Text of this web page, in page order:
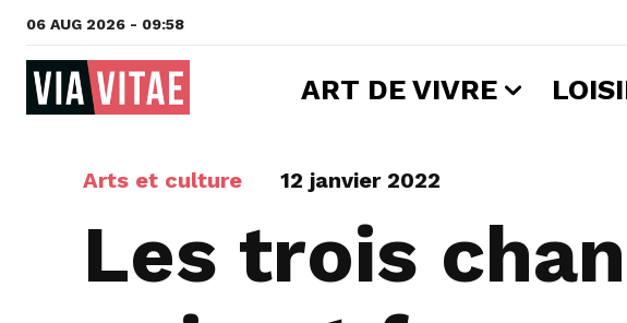
06 AUG 2026 - 09:58
ART DE VIVRE
Arts et culture 12 janvier 2022
Les trois